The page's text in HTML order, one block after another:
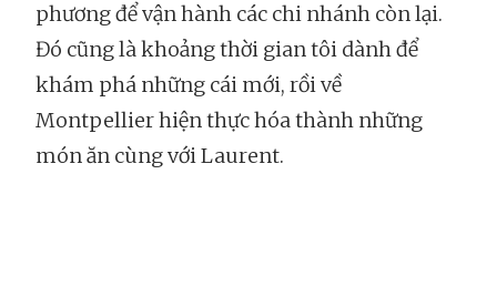
phương để vận hành các chi nhánh còn lại.
Đó cũng là khoảng thời gian tôi dành để
khám phá những cái mới, rồi về
Montpellier hiện thực hóa thành những
món ăn cùng với Laurent.